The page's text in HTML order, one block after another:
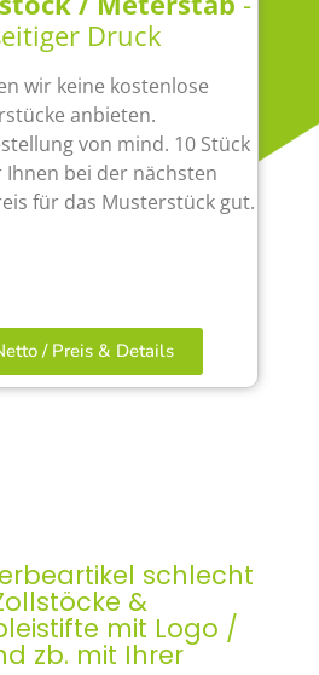
Druck
wir keine kostenlose
anbieten.
von mind. 10 Stück
bei der nächsten
für das Musterstück gut.
/ Preis & Details
schlecht
&
mit Logo /
zb. mit Ihrer